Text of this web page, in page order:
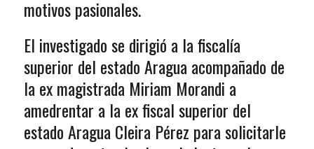
motivos pasionales.
El investigado se dirigió a la fiscalía
superior del estado Aragua acompañado de
la ex magistrada Miriam Morandi a
amedrentar a la ex fiscal superior del
estado Aragua Cleira Pérez para solicitarle